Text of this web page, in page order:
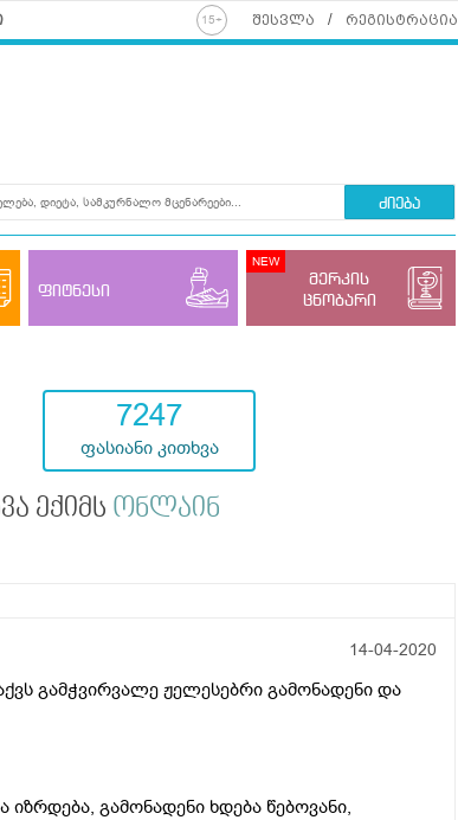
შესვლა რეგისტრაცია
ძიება
ფიტნესი
მერკის
ცნობარი
7247
ფასიანი კითხვა
ექიმს ონლაინ
14-04-2020
გამჭვირვალე ჟელესებრი გამონადენი და
გამონადენი ხდება წებოვანი,